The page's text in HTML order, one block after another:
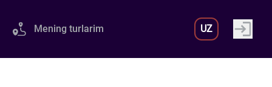
Mening turlarim UZ